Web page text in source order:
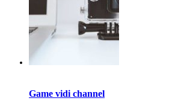
Game vidi channel